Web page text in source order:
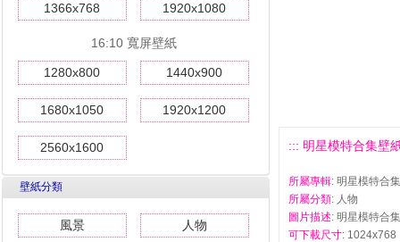
1366x768 1920x1080
16:10 寬屏壁紙
1280x800 1440x900
1680x1050 1920x1200
2560x1600
壁紙分類
風景 人物
::: 明星模特合集壁
所屬專輯: 明星模特合
所屬分類: 人物
圖片描述: 明星模特合
可下載尺寸: